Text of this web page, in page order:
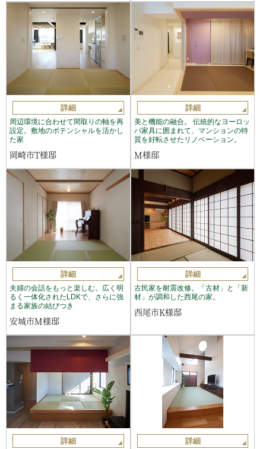
詳細
周辺環境に合わせて間取りの軸を再
設定。敷地のポテンシャルを活かし
た家
岡崎市T様邸
詳細
美と機能の融合。 伝統的なヨーロッ
パ家具に囲まれて、マンションの特
質を好転させたリノベーション。
M様邸
詳細
夫婦の会話をもっと楽しむ。広く明
るく一体化されたLDKで、さらに強
まる家族の結びつき
安城市M様邸
詳細
古民家を耐震改修。「古材」と「新
材」が調和した西尾の家。
西尾市K様邸
詳細 詳細